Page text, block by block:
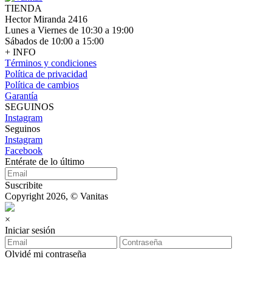
TIENDA
Hector Miranda 2416
Lunes a Viernes de 10:30 a 19:00
Sábados de 10:00 a 15:00
+ INFO
Términos y condiciones
Política de privacidad
Política de cambios
Garantía
SEGUINOS
Instagram
Seguinos
Instagram
Facebook
Entérate de lo último
Suscribite
Copyright 2026, © Vanitas
×
Iniciar sesión
Olvidé mi contraseña